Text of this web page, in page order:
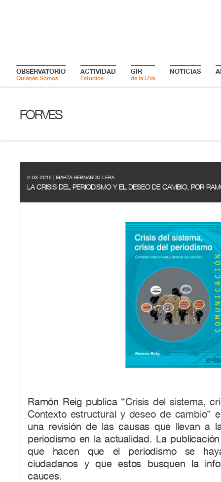
OBSERVATORIO
Quiénes Somos
ACTIVIDAD
Estudios
GIR
de la UVa
NOTICIAS
FORVES
2-03-2015 | MARTA HERNANDO LERA
LA CRISIS DEL PERIODISMO Y EL DESEO DE CAMBIO, POR
Ramón Reig publica “Crisis del sistema,
Contexto estructural y deseo de cambio”
una revisión de las causas que llevan a
periodismo en la actualidad. La
que hacen que el periodismo se
ciudadanos y que estos busquen la
cauces.